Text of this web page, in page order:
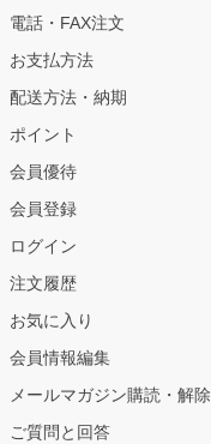
電話・FAX注文
お支払方法
配送方法・納期
ポイント
会員優待
会員登録
ログイン
注文履歴
お気に入り
会員情報編集
メールマガジン購読・解除
ご質問と回答